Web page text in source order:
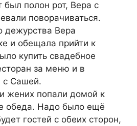
был полон рот, Вера с
поворачиваться.
дежурства Вера
и обещала прийти к
кyпить свадебное
за меню и в
с Сашей.
жених попали домой к
обеда. Надо было ещё
гостей с обеих сторон,